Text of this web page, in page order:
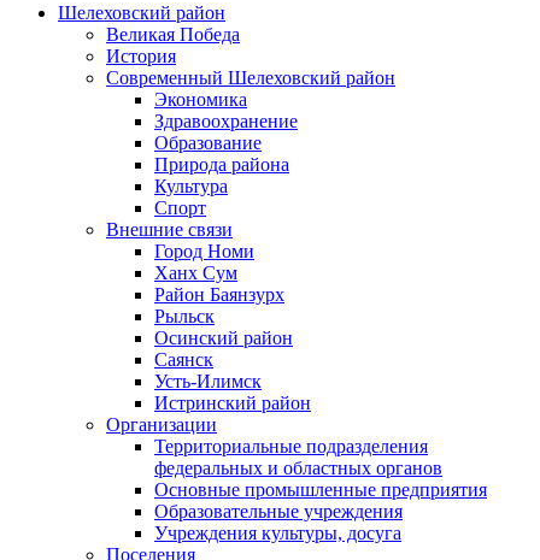
Шелеховский район
Великая Победа
История
Современный Шелеховский район
Экономика
Здравоохранение
Образование
Природа района
Культура
Спорт
Внешние связи
Город Номи
Ханх Сум
Район Баянзурх
Рыльск
Осинский район
Саянск
Усть-Илимск
Истринский район
Организации
Территориальные подразделения
федеральных и областных органов
Основные промышленные предприятия
Образовательные учреждения
Учреждения культуры, досуга
Поселения